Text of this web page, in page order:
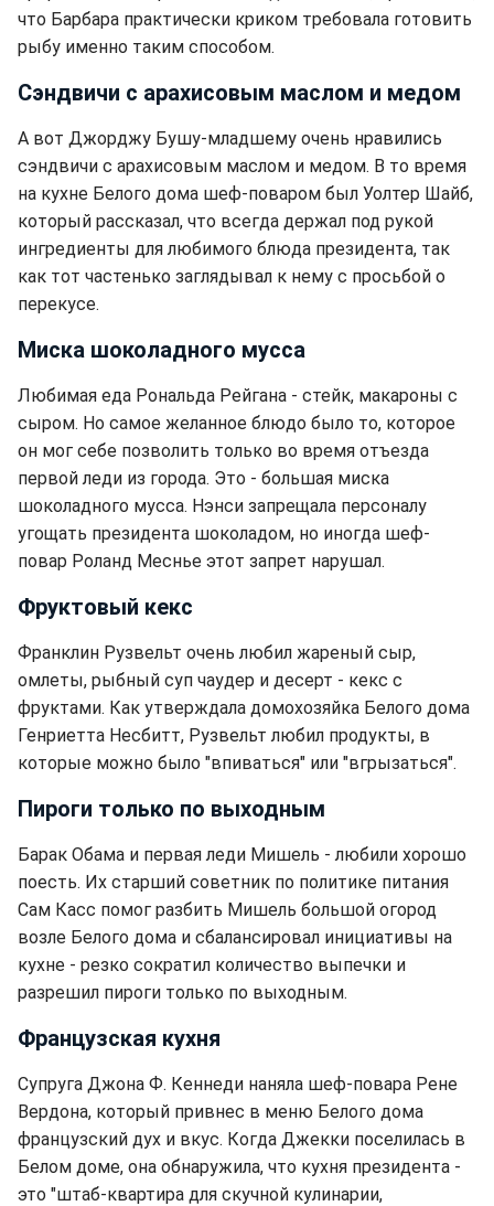
что Барбара практически криком требовала готовить
рыбу именно таким способом.
Сэндвичи с арахисовым маслом и медом
А вот Джорджу Бушу-младшему очень нравились
сэндвичи с арахисовым маслом и медом. В то время
на кухне Белого дома шеф-поваром был Уолтер Шайб,
который рассказал, что всегда держал под рукой
ингредиенты для любимого блюда президента, так
как тот частенько заглядывал к нему с просьбой о
перекусе.
Миска шоколадного мусса
Любимая еда Рональда Рейгана - стейк, макароны с
сыром. Но самое желанное блюдо было то, которое
он мог себе позволить только во время отъезда
первой леди из города. Это - большая миска
шоколадного мусса. Нэнси запрещала персоналу
угощать президента шоколадом, но иногда шеф-
повар Роланд Меснье этот запрет нарушал.
Фруктовый кекс
Франклин Рузвельт очень любил жареный сыр,
омлеты, рыбный суп чаудер и десерт - кекс с
фруктами. Как утверждала домохозяйка Белого дома
Генриетта Несбитт, Рузвельт любил продукты, в
которые можно было "впиваться" или "вгрызаться".
Пироги только по выходным
Барак Обама и первая леди Мишель - любили хорошо
поесть. Их старший советник по политике питания
Сам Касс помог разбить Мишель большой огород
возле Белого дома и сбалансировал инициативы на
кухне - резко сократил количество выпечки и
разрешил пироги только по выходным.
Французская кухня
Супруга Джона Ф. Кеннеди наняла шеф-повара Рене
Вердона, который привнес в меню Белого дома
французский дух и вкус. Когда Джекки поселилась в
Белом доме, она обнаружила, что кухня президента -
это "штаб-квартира для скучной кулинарии,